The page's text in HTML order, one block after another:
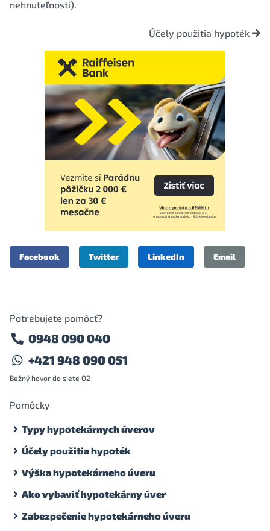
nehnuteľnosti).
Účely použitia hypoték
Facebook Twitter LinkedIn Email
Potrebujete pomôcť?
0948 090 040
+421 948 090 051
Bežný hovor do siete O2
Pomôcky
Typy hypotekárnych úverov
Účely použitia hypoték
Výška hypotekárneho úveru
Ako vybaviť hypotekárny úver
Zabezpečenie hypotekárneho úveru